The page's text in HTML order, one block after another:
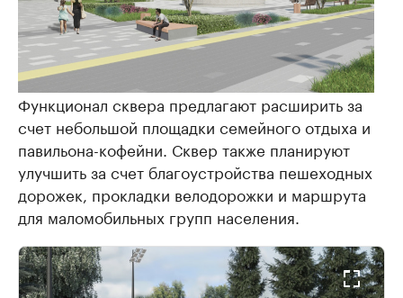
Функционал сквера предлагают расширить за
счет небольшой площадки семейного отдыха и
павильона-кофейни. Сквер также планируют
улучшить за счет благоустройства пешеходных
дорожек, прокладки велодорожки и маршрута
для маломобильных групп населения.